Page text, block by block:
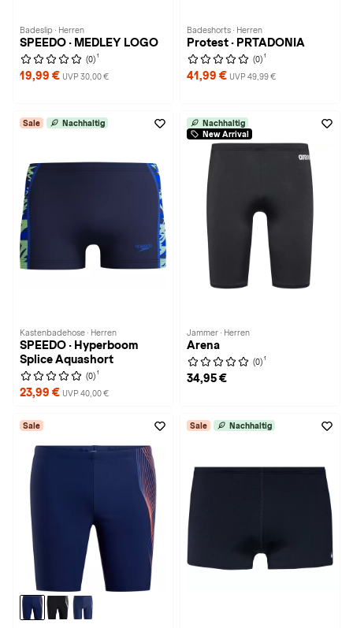
Badeslip · Herren
SPEEDO · MEDLEY LOGO
(0) 1
19,99 € UVP 30,00 €
Badeshorts · Herren
Protest · PRTADONIA
(0) 1
41,99 € UVP 49,99 €
Sale Nachhaltig
Kastenbadehose · Herren
SPEEDO · Hyperboom
Splice Aquashort
(0) 1
23,99 € UVP 40,00 €
Nachhaltig
New Arrival
Jammer · Herren
Arena
(0) 1
34,95 €
Sale Sale Nachhaltig